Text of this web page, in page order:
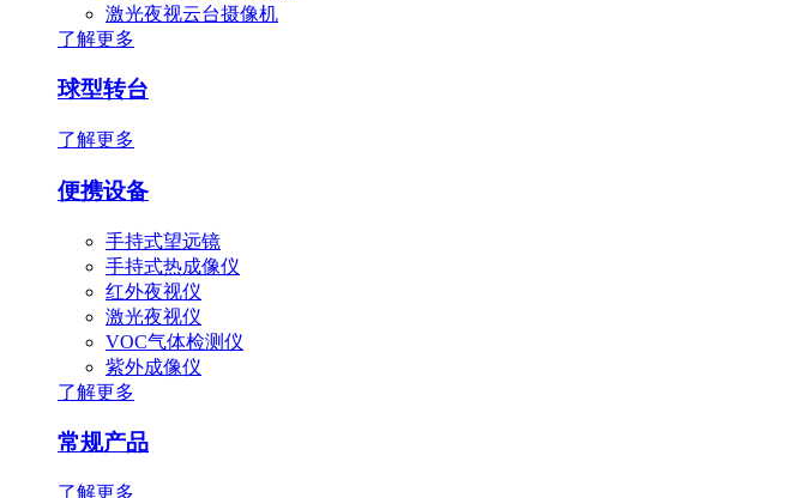
激光夜视云台摄像机
了解更多
球型转台
了解更多
便携设备
手持式望远镜
手持式热成像仪
红外夜视仪
激光夜视仪
VOC气体检测仪
紫外成像仪
了解更多
常规产品
了解更多